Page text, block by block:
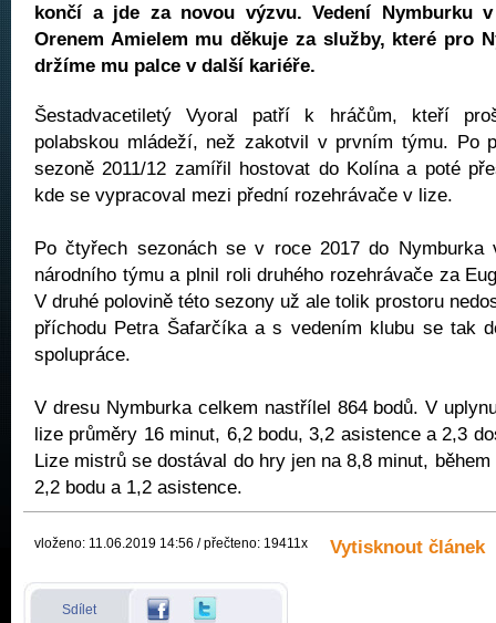
končí a jde za novou výzvu. Vedení Nymburku
Orenem Amielem mu děkuje za služby, které pro
držíme mu palce v další kariéře.
Šestadvacetiletý Vyoral patří k hráčům, kteří
polabskou mládeží, než zakotvil v prvním týmu. Po
sezoně 2011/12 zamířil hostovat do Kolína a poté
kde se vypracoval mezi přední rozehrávače v lize.
Po čtyřech sezonách se v roce 2017 do
národního týmu a plnil roli druhého rozehrávače za
V druhé polovině této sezony už ale tolik prostoru
příchodu Petra Šafarčíka a s vedením klubu se tak
spolupráce.
V dresu Nymburka celkem nastřílel 864 bodů. V
lize průměry 16 minut, 6,2 bodu, 3,2 asistence a 2,3
Lize mistrů se dostával do hry jen na 8,8 minut,
2,2 bodu a 1,2 asistence.
vloženo: 11.06.2019 14:56 / přečteno: 19411x Vytisknout článek
Sdílet